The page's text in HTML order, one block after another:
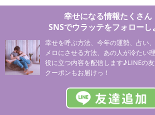
幸せになる情報たくさん
SNSでウラッテをフォローし
幸せを呼ぶ方法、今年の運勢、占い
メロにさせる方法、あの人が冷たい
役に立つ内容を配信します♪LINEの
クーポンもお届けっ！